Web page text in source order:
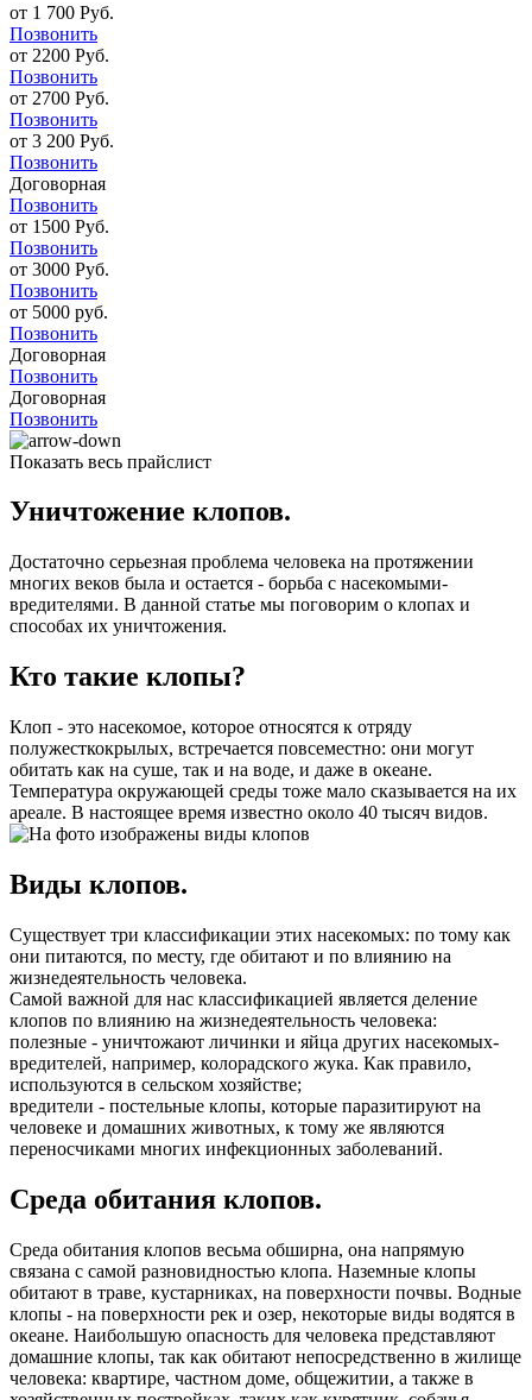
от 1 700 Руб.
Позвонить
от 2200 Руб.
Позвонить
от 2700 Руб.
Позвонить
от 3 200 Руб.
Позвонить
Договорная
Позвонить
от 1500 Руб.
Позвонить
от 3000 Руб.
Позвонить
от 5000 руб.
Позвонить
Договорная
Позвонить
Договорная
Позвонить
Показать весь прайслист
Уничтожение клопов.
Достаточно серьезная проблема человека на протяжении
многих веков была и остается - борьба с насекомыми-
вредителями. В данной статье мы поговорим о клопах и
способах их уничтожения.
Кто такие клопы?
Клоп - это насекомое, которое относятся к отряду
полужесткокрылых, встречается повсеместно: они могут
обитать как на суше, так и на воде, и даже в океане.
Температура окружающей среды тоже мало сказывается на их
ареале. В настоящее время известно около 40 тысяч видов.
Виды клопов.
Существует три классификации этих насекомых: по тому как
они питаются, по месту, где обитают и по влиянию на
жизнедеятельность человека.
Самой важной для нас классификацией является деление
клопов по влиянию на жизнедеятельность человека:
полезные - уничтожают личинки и яйца других насекомых-
вредителей, например, колорадского жука. Как правило,
используются в сельском хозяйстве;
вредители - постельные клопы, которые паразитируют на
человеке и домашних животных, к тому же являются
переносчиками многих инфекционных заболеваний.
Среда обитания клопов.
Среда обитания клопов весьма обширна, она напрямую
связана с самой разновидностью клопа. Наземные клопы
обитают в траве, кустарниках, на поверхности почвы. Водные
клопы - на поверхности рек и озер, некоторые виды водятся в
океане. Наибольшую опасность для человека представляют
домашние клопы, так как обитают непосредственно в жилище
человека: квартире, частном доме, общежитии, а также в